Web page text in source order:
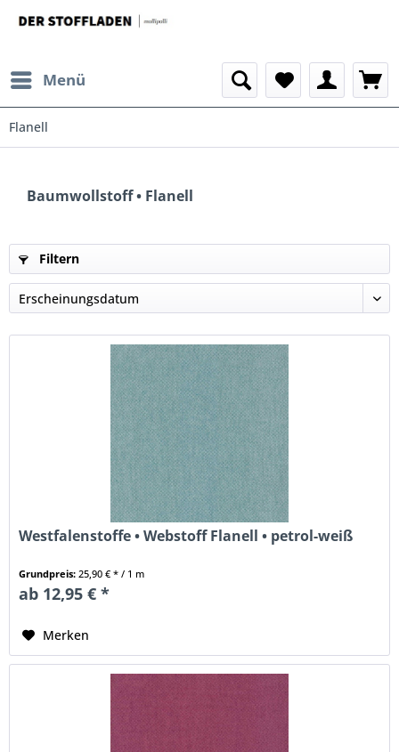
Menü
Flanell
Baumwollstoff • Flanell
Filtern
Westfalenstoffe • Webstoff Flanell • petrol-weiß
Grundpreis:25,90 € * / 1 m
ab 12,95 € *
Merken